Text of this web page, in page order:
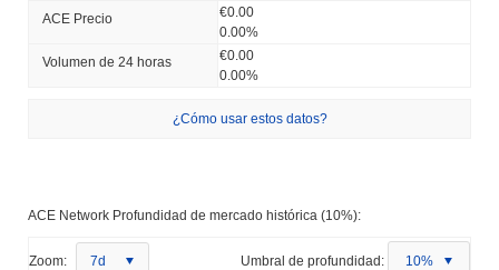
ACE Precio
€0.00
0.00%
Volumen de 24 horas
€0.00
0.00%
¿Cómo usar estos datos?
ACE Network Profundidad de mercado histórica (10%):
Zoom: 7d Umbral de profundidad: 10%